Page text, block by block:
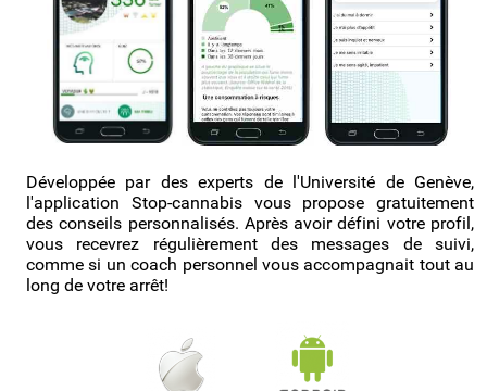
Développée par des experts de l'Université de Genève,
l'application Stop-cannabis vous propose gratuitement
des conseils personnalisés. Après avoir défini votre profil,
vous recevrez régulièrement des messages de suivi,
comme si un coach personnel vous accompagnait tout au
long de votre arrêt!